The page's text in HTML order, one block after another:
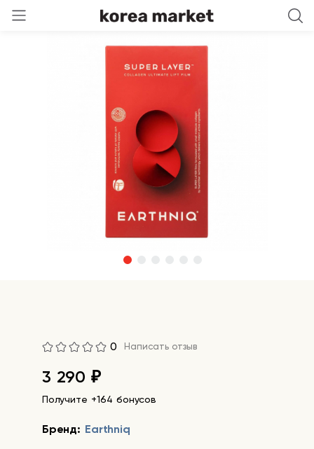
0 Написать отзыв
3 290 ₽
Получите +164 бонусов
Бренд: Earthniq